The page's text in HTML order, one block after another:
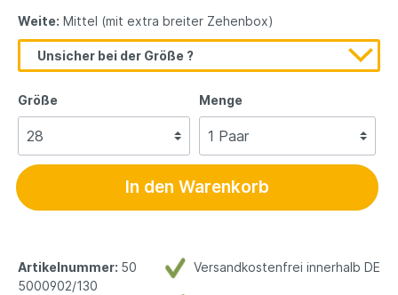
Weite: Mittel (mit extra breiter Zehenbox)
Unsicher bei der Größe ?
Größe Menge
In den Warenkorb
Versandkostenfrei innerhalb DE
Artikelnummer: 50
5000902/130